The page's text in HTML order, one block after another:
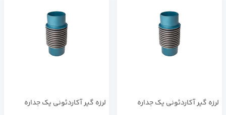
لرزه گیر آکاردئونی یک جداره
لرزه گیر آکاردئونی یک جداره